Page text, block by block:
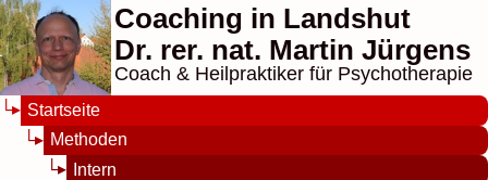
Coaching in Landshut
Dr. rer. nat. Martin Jürgens
Coach & Heilpraktiker für Psychotherapie
Startseite
Methoden
Intern